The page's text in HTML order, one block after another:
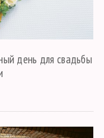
день для свадьбы